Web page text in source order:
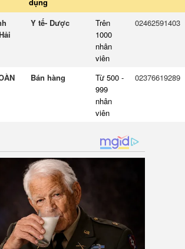
Y tế- Dược
Trên
1000
nhân
viên
02462591403
Bán hàng
Từ 500 -
999
nhân
viên
02376619289